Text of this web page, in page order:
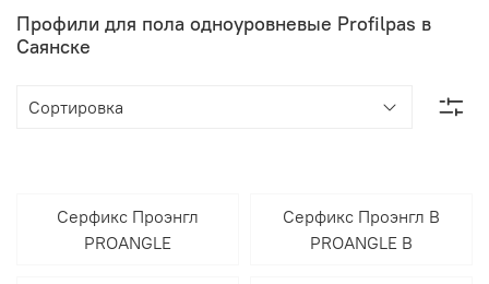
Профили для пола одноуровневые Profilpas в
Саянске
Серфикс Проэнгл
PROANGLE
Серфикс Проэнгл В
PROANGLE B